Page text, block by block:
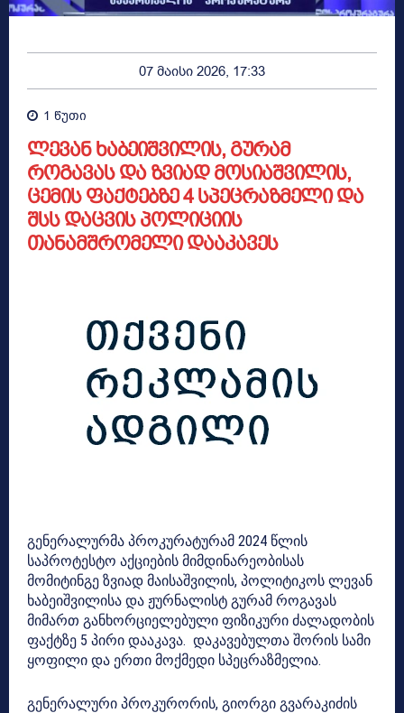
07 მაისი 2026, 17:33
1 წუთი
ლევან ხაბეიშვილის, გურამ
როგავას და ზვიად მოსიაშვილის,
ცემის ფაქტებზე 4 სპეცრაზმელი და
შსს დაცვის პოლიციის
თანამშრომელი დააკავეს
გენერალურმა პროკურატურამ 2024 წლის
საპროტესტო აქციების მიმდინარეობისას
მომიტინგე ზვიად მაისაშვილის, პოლიტიკოს ლევან
ხაბეიშვილისა და ჟურნალისტ გურამ როგავას
მიმართ განხორციელებული ფიზიკური ძალადობის
ფაქტზე 5 პირი დააკავა. დაკავებულთა შორის სამი
ყოფილი და ერთი მოქმედი სპეცრაზმელია.
გენერალური პროკურორის, გიორგი გვარაკიძის